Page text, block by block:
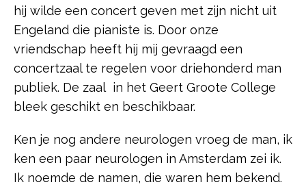
hij wilde een concert geven met zijn nicht uit
Engeland die pianiste is. Door onze
vriendschap heeft hij mij gevraagd een
concertzaal te regelen voor driehonderd man
publiek. De zaal in het Geert Groote College
bleek geschikt en beschikbaar.
Ken je nog andere neurologen vroeg de man, ik
ken een paar neurologen in Amsterdam zei ik.
Ik noemde de namen, die waren hem bekend.